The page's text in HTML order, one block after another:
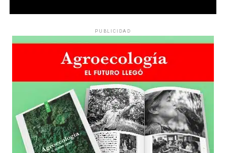
PUBLICIDAD